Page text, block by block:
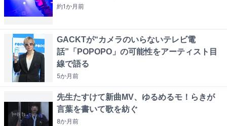
約1か月前
GACKTが“カメラのいらないテレビ電
話”「POPOPO」の可能性をアーティスト目
線で語る
5か月前
先生たすけて新曲MV、ゆるめるモ！らきが
言葉を書いて歌を紡ぐ
8か月前